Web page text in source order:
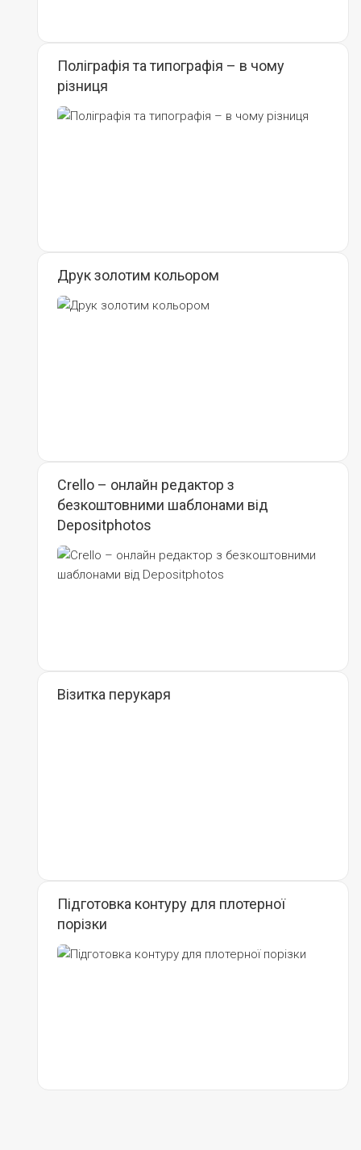
Поліграфія та типографія – в чому
різниця
Друк золотим кольором
Crello – онлайн редактор з
безкоштовними шаблонами від
Depositphotos
Візитка перукаря
Підготовка контуру для плотерної
порізки